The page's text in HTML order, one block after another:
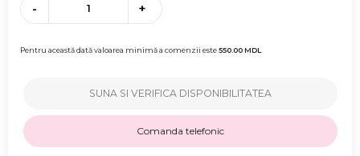
- +
Pentru această dată valoarea minimă a comenzii este550.00MDL
SUNA SI VERIFICA DISPONIBILITATEA
Comanda telefonic